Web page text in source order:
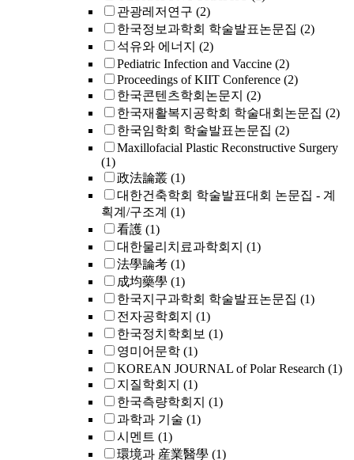
관광레저연구 (2)
한국정보과학회 학술발표논문집 (2)
석유와 에너지 (2)
Pediatric Infection and Vaccine (2)
Proceedings of KIIT Conference (2)
한국콘텐츠학회논문지 (2)
한국재활복지공학회 학술대회논문집 (2)
한국임학회 학술발표논문집 (2)
Maxillofacial Plastic Reconstructive Surgery
(1)
政法論叢 (1)
대한건축학회 학술발표대회 논문집 - 계
획계/구조계 (1)
看護 (1)
대한물리치료과학회지 (1)
法學論考 (1)
成均藥學 (1)
한국지구과학회 학술발표논문집 (1)
전자공학회지 (1)
한국정치학회보 (1)
영미어문학 (1)
KOREAN JOURNAL of Polar Research (1)
지질학회지 (1)
한국측량학회지 (1)
과학과 기술 (1)
시멘트 (1)
環境과 産業醫學 (1)